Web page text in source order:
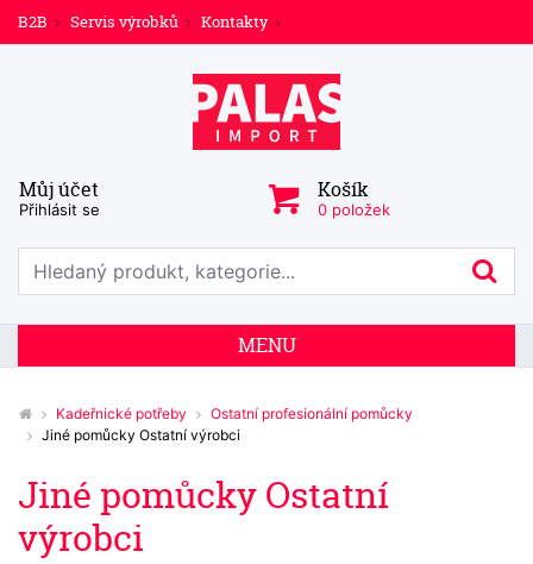
B2B Servis výrobků Kontakty
Můj účet
Přihlásit se
Košík
0 položek
Prohledat web
MENU
Kadeřnické potřeby
Ostatní profesionální pomůcky
Jiné pomůcky Ostatní výrobci
Jiné pomůcky Ostatní
výrobci